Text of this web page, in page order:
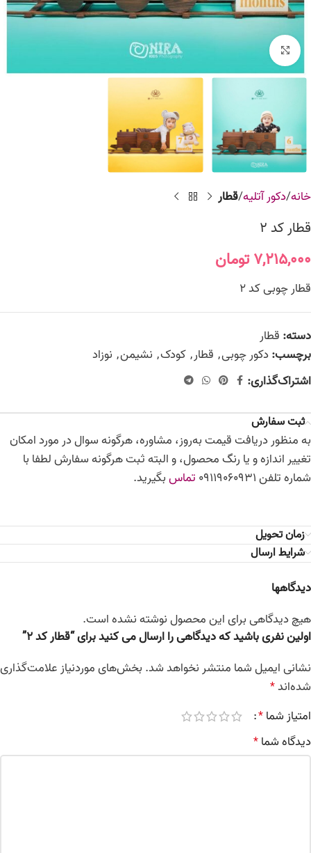
برای بزرگنمایی کلیک کنید
خانه دکور آتلیه قطار
قطار کد 2
۷,۲۱۵,۰۰۰تومان
قطار چوبی کد 2
دسته: قطار
برچسب:دکور چوبی, قطار, کودک, نشیمن, نوزاد
اشتراک‌گذاری:
ثبت سفارش
به منظور دریافت قیمت به‌روز، مشاوره، هرگونه سوال در مورد امکان
تغییر اندازه و یا رنگ محصول، و البته ثبت هرگونه سفارش لطفا با
شماره تلفن 09119060931
تماسبگیرید.
زمان تحویل
شرایط ارسال
دیدگاهها
هیچ دیدگاهی برای این محصول نوشته نشده است.
اولین نفری باشید که دیدگاهی را ارسال می کنید برای “قطار کد 2”
نشانی ایمیل شما منتشر نخواهد شد. بخش‌های موردنیاز علامت‌گذاری
شده‌اند*
امتیاز شما*
دیدگاه شما*